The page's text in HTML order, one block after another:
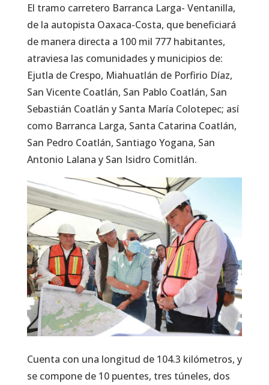
El tramo carretero Barranca Larga- Ventanilla,
de la autopista Oaxaca-Costa, que beneficiará
de manera directa a 100 mil 777 habitantes,
atraviesa las comunidades y municipios de:
Ejutla de Crespo, Miahuatlán de Porfirio Díaz,
San Vicente Coatlán, San Pablo Coatlán, San
Sebastián Coatlán y Santa María Colotepec; así
como Barranca Larga, Santa Catarina Coatlán,
San Pedro Coatlán, Santiago Yogana, San
Antonio Lalana y San Isidro Comitlán.
Cuenta con una longitud de 104.3 kilómetros, y
se compone de 10 puentes, tres túneles, dos